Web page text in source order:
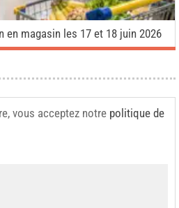
en magasin les 17 et 18 juin 2026
vous acceptez notre politique de